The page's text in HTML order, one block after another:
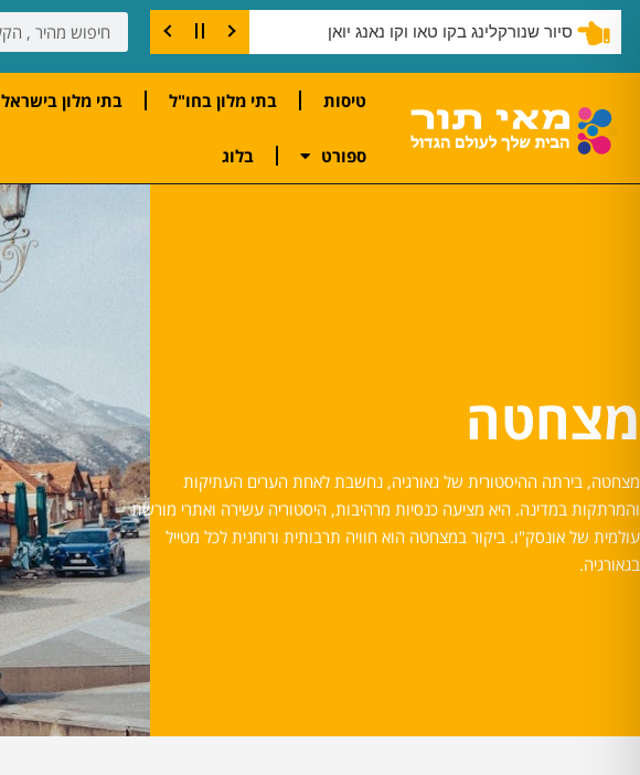
שנורקלינג בצוק קו טאו
טיסות בתי מלון בחו"ל בתי מלון בישראל
ספורט בלוג
מצחטה
מצחטה, בירתה ההיסטורית של גאורגיה, נחשבת לאחת הערים העתיקות
והמרתקות במדינה. היא מציעה כנסיות מרהיבות, היסטוריה עשירה ואתרי מורשת
עולמית של אונסק"ו. ביקור במצחטה הוא חוויה תרבותית ורוחנית לכל מטייל
בגאורגיה.